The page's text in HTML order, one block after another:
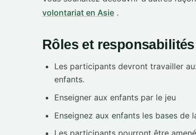
volontariat en Asie .
Rôles et
Les participants devront travailler
enfants.
Enseigner aux enfants par le jeu
Enseignez aux enfants les bases de